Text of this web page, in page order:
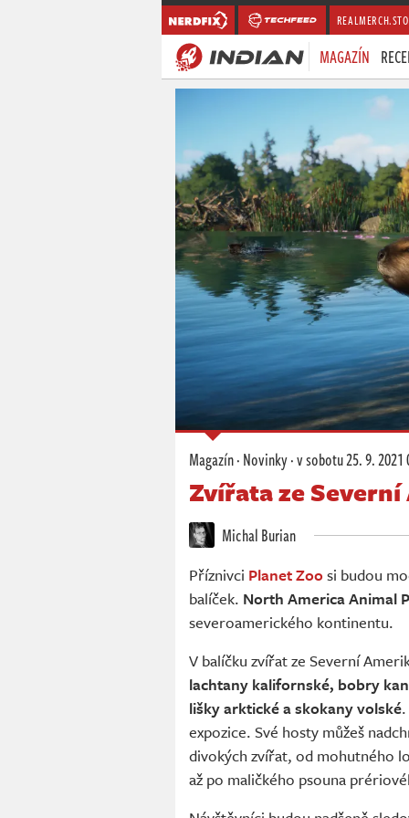
MAGAZÍN
Magazín·Novinky·v sobotu25. 9. 2021
Zvířata ze
Michal Burian
Příznivci Planet Zoo si budou
balíček. North America Animal
severoamerického kontinentu.
V balíčku zvířat ze Severní
lachtany kalifornské, bobry
lišky arktické a skokany volské
expozice. Své hosty můžeš
divokých zvířat, od mohutného
až po maličkého psouna